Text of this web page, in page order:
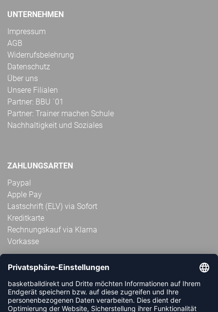
UNTERNEHMEN
Impressum
AGB
Widerrufsbelehrung
Datenschutz
Über uns
Unsere Filialen
Partner: BBU ´01
Partner: Trainer machen Schule
Nachhaltigkeit und Soziales
ZAHLUNGSARTEN
Paypal
Apple Pay
Lastschrift (ELV) via Sofort
Kreditkarte
Rechnungskauf via Klarna
Vorkasse
ABONNIERE JETZT DEN KOSTENLOSEN
HANDBALLDIREKT-NEWSLETTER UND VERPASSE KEINE
NEUIGKEIT ODER AKTION MEHR.